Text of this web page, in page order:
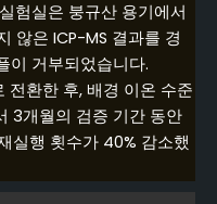
험실은 붕규산 용기에서
않은 ICP-MS 결과를 경
이 거부되었습니다.
전환한 후, 배경 이온 수준
3개월의 검증 기간 동안
실행 횟수가 40% 감소했